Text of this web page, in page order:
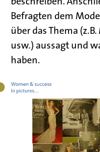
Befragten dem
über das Thema(z.B.
usw.)aussagt und
haben.